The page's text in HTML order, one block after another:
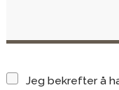
Jeg bekrefter å